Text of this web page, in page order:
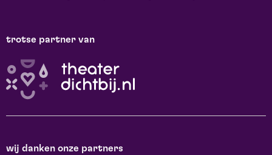
trotse partner van
wij danken onze partners